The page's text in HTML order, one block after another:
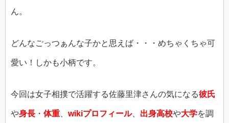
ん。
どんなごっつぁんな子かと思えば・・・めちゃくちゃ可
愛い！しかも小柄です。
今回は女子相撲で活躍する佐藤里津さんの気になる彼氏
や身長 ・ 体重 wikiプロフィール、 出身高校や大学を調